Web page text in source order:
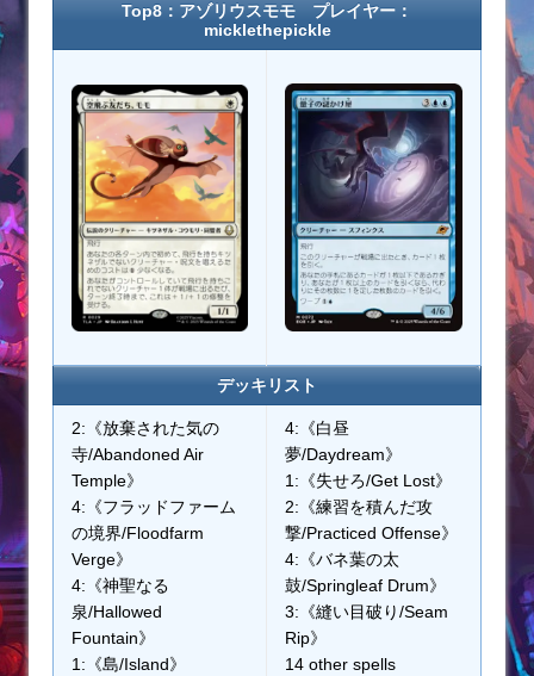
Top8：アゾリウスモモ プレイヤー：
micklethepickle
デッキリスト
2:《放棄された気の
寺/Abandoned Air
Temple》
4:《フラッドファーム
の境界/Floodfarm
Verge》
4:《神聖なる
泉/Hallowed
Fountain》
1:《島/Island》
4:《白昼
夢/Daydream》
1:《失せろ/Get Lost》
2:《練習を積んだ攻
撃/Practiced Offense》
4:《バネ葉の太
鼓/Springleaf Drum》
3:《縫い目破り/Seam
Rip》
14 other spells